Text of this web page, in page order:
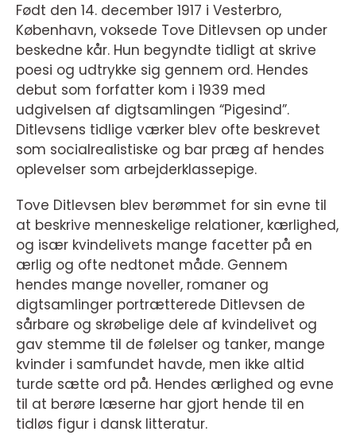
Født den 14. december 1917 i Vesterbro,
København, voksede Tove Ditlevsen op under
beskedne kår. Hun begyndte tidligt at skrive
poesi og udtrykke sig gennem ord. Hendes
debut som forfatter kom i 1939 med
udgivelsen af digtsamlingen “Pigesind”.
Ditlevsens tidlige værker blev ofte beskrevet
som socialrealistiske og bar præg af hendes
oplevelser som arbejderklassepige.
Tove Ditlevsen blev berømmet for sin evne til
at beskrive menneskelige relationer, kærlighed,
og især kvindelivets mange facetter på en
ærlig og ofte nedtonet måde. Gennem
hendes mange noveller, romaner og
digtsamlinger portrætterede Ditlevsen de
sårbare og skrøbelige dele af kvindelivet og
gav stemme til de følelser og tanker, mange
kvinder i samfundet havde, men ikke altid
turde sætte ord på. Hendes ærlighed og evne
til at berøre læserne har gjort hende til en
tidløs figur i dansk litteratur.